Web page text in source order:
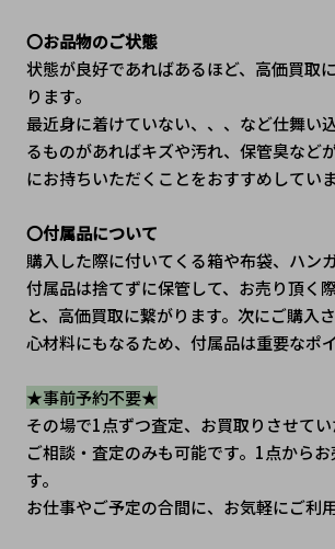
〇お品物のご状態
状態が良好であればあるほど、高価買取
ります。
最近身に着けていない、、、など仕舞い
るものがあればキズや汚れ、保管臭など
にお持ちいただくことをおすすめしていま
〇付属品について
購入した際に付いてくる箱や布袋、ハン
付属品は捨てずに保管して、お売り頂く
と、高価買取に繋がります。次にご購入
心材料にもなるため、付属品は重要なポ
★事前予約不要★
その場で1点ずつ査定、お買取りさせてい
ご相談・査定のみも可能です。1点から
す。
お仕事やご予定の合間に、お気軽にご利